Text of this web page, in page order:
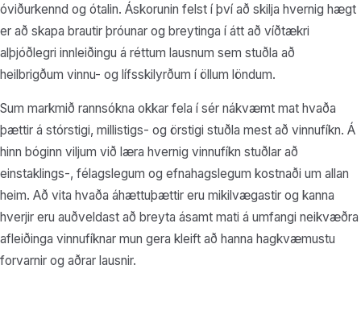
óviðurkennd og ótalin. Áskorunin felst í því að skilja hvernig hægt
er að skapa brautir þróunar og breytinga í átt að víðtækri
alþjóðlegri innleiðingu á réttum lausnum sem stuðla að
heilbrigðum vinnu- og lífsskilyrðum í öllum löndum.
Sum markmið rannsókna okkar fela í sér nákvæmt mat hvaða
þættir á stórstigi, millistigs- og örstigi stuðla mest að vinnufíkn. Á
hinn bóginn viljum við læra hvernig vinnufíkn stuðlar að
einstaklings-, félagslegum og efnahagslegum kostnaði um allan
heim. Að vita hvaða áhættuþættir eru mikilvægastir og kanna
hverjir eru auðveldast að breyta ásamt mati á umfangi neikvæðra
afleiðinga vinnufíknar mun gera kleift að hanna hagkvæmustu
forvarnir og aðrar lausnir.